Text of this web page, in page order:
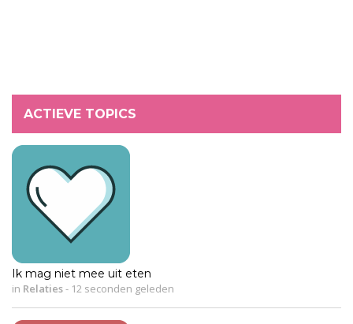
ACTIEVE TOPICS
Ik mag niet mee uit eten
in Relaties- 12 seconden geleden